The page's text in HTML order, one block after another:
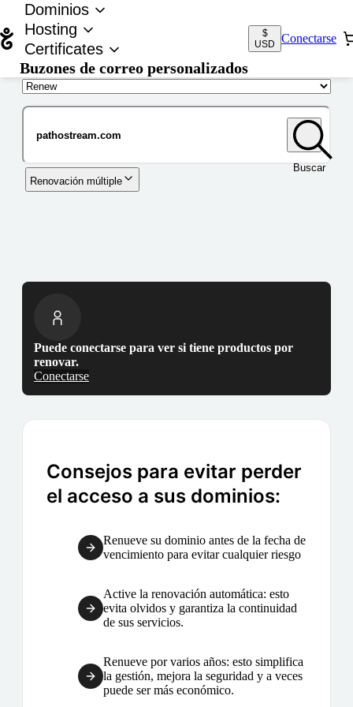
Dominios
Hosting
Certificates
Buzones de correo personalizados
$
USD
Conectarse
Buscar
Renovación múltiple
Puede conectarse para ver si tiene productos por
renovar.
Conectarse
Consejos para evitar perder
el acceso a sus dominios:
Renueve su dominio antes de la fecha de
vencimiento para evitar cualquier riesgo
Active la renovación automática: esto
evita olvidos y garantiza la continuidad
de sus servicios.
Renueve por varios años: esto simplifica
la gestión, mejora la seguridad y a veces
puede ser más económico.